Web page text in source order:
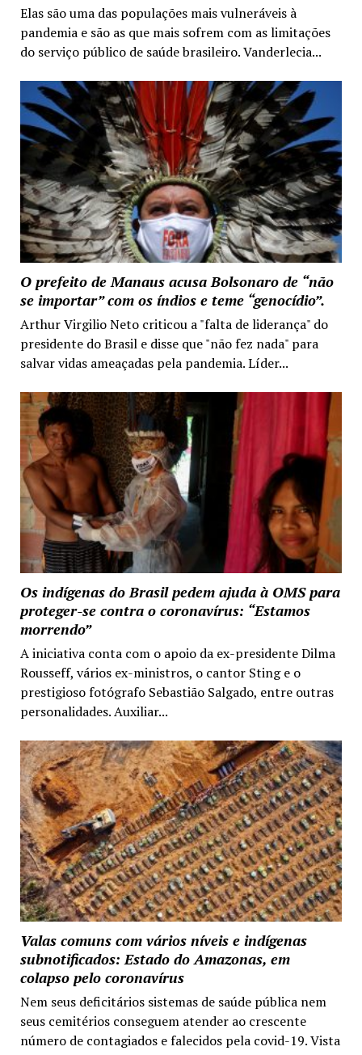
Elas são uma das populações mais vulneráveis à
pandemia e são as que mais sofrem com as limitações
do serviço público de saúde brasileiro. Vanderlecia...
O prefeito de Manaus acusa Bolsonaro de “não
se importar” com os índios e teme “genocídio”.
Arthur Virgilio Neto criticou a "falta de liderança" do
presidente do Brasil e disse que "não fez nada" para
salvar vidas ameaçadas pela pandemia. Líder...
Os indígenas do Brasil pedem ajuda à OMS para
proteger-se contra o coronavírus: “Estamos
morrendo”
A iniciativa conta com o apoio da ex-presidente Dilma
Rousseff, vários ex-ministros, o cantor Sting e o
prestigioso fotógrafo Sebastião Salgado, entre outras
personalidades. Auxiliar...
Valas comuns com vários níveis e indígenas
subnotificados: Estado do Amazonas, em
colapso pelo coronavírus
Nem seus deficitários sistemas de saúde pública nem
seus cemitérios conseguem atender ao crescente
número de contagiados e falecidos pela covid-19. Vista